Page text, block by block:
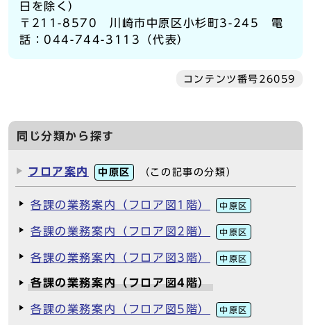
日を除く）
〒211-8570 川崎市中原区小杉町3-245 電
話：044-744-3113（代表）
コンテンツ番号26059
同じ分類から探す
フロア案内 中原区 （この記事の分類）
各課の業務案内（フロア図1階） 中原区
各課の業務案内（フロア図2階） 中原区
各課の業務案内（フロア図3階） 中原区
各課の業務案内（フロア図4階）
各課の業務案内（フロア図5階） 中原区